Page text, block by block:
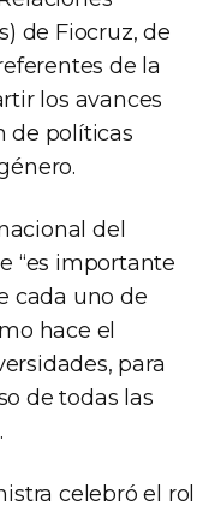
de Fiocruz, de
de la
los avances
de políticas
del
“es importante
cada uno de
hace el
para
de todas las
celebró el rol